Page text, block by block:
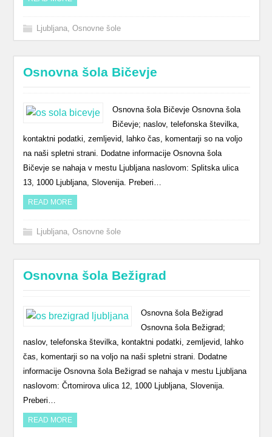
Ljubljana,Osnovne šole
Osnovna šola Bičevje
Osnovna šola Bičevje Osnovna šola
Bičevje; naslov, telefonska številka,
kontaktni podatki, zemljevid, lahko čas, komentarji so na voljo
na naši spletni strani. Dodatne informacije Osnovna šola
Bičevje se nahaja v mestu Ljubljana naslovom: Splitska ulica
13, 1000 Ljubljana, Slovenija. Preberi…
READ MORE
Ljubljana,Osnovne šole
Osnovna šola Bežigrad
Osnovna šola Bežigrad
Osnovna šola Bežigrad;
naslov, telefonska številka, kontaktni podatki, zemljevid, lahko
čas, komentarji so na voljo na naši spletni strani. Dodatne
informacije Osnovna šola Bežigrad se nahaja v mestu Ljubljana
naslovom: Črtomirova ulica 12, 1000 Ljubljana, Slovenija.
Preberi…
READ MORE